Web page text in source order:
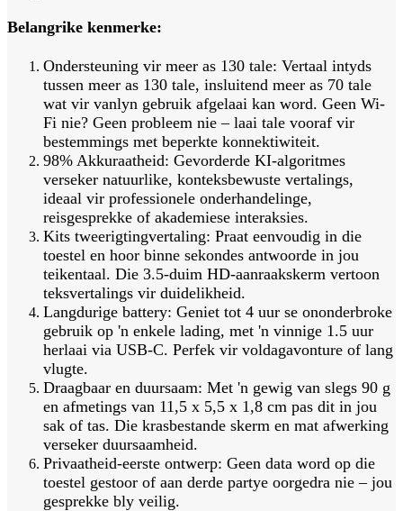
Belangrike kenmerke:
Ondersteuning vir meer as 130 tale: Vertaal intyds
tussen meer as 130 tale, insluitend meer as 70 tale
wat vir vanlyn gebruik afgelaai kan word. Geen Wi-
Fi nie? Geen probleem nie – laai tale vooraf vir
bestemmings met beperkte konnektiwiteit.
98% Akkuraatheid: Gevorderde KI-algoritmes
verseker natuurlike, konteksbewuste vertalings,
ideaal vir professionele onderhandelinge,
reisgesprekke of akademiese interaksies.
Kits tweerigtingvertaling: Praat eenvoudig in die
toestel en hoor binne sekondes antwoorde in jou
teikentaal. Die 3.5-duim HD-aanraakskerm vertoon
teksvertalings vir duidelikheid.
Langdurige battery: Geniet tot 4 uur se ononderbroke
gebruik op 'n enkele lading, met 'n vinnige 1.5 uur
herlaai via USB-C. Perfek vir voldagavonture of lang
vlugte.
Draagbaar en duursaam: Met 'n gewig van slegs 90 g
en afmetings van 11,5 x 5,5 x 1,8 cm pas dit in jou
sak of tas. Die krasbestande skerm en mat afwerking
verseker duursaamheid.
Privaatheid-eerste ontwerp: Geen data word op die
toestel gestoor of aan derde partye oorgedra nie – jou
gesprekke bly veilig.